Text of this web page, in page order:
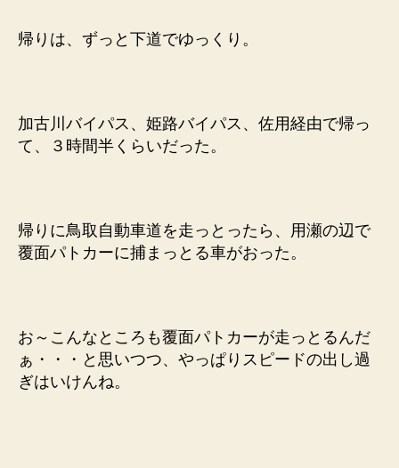
帰りは、ずっと下道でゆっくり。
加古川バイパス、姫路バイパス、佐用経由で帰っ
て、３時間半くらいだった。
帰りに鳥取自動車道を走っとったら、用瀬の辺で
覆面パトカーに捕まっとる車がおった。
お～こんなところも覆面パトカーが走っとるんだ
ぁ・・・と思いつつ、やっぱりスピードの出し過
ぎはいけんね。